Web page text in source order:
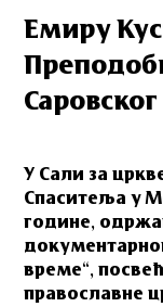
Емиру
Саровског
У Сали за
Спаситеља у
године,
време“,
православне